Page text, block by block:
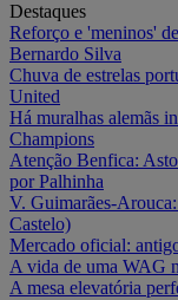
Destaques
Reforço e 'meninos'
Bernardo Silva
Chuva de estrelas
United
Há muralhas alemãs
Champions
Atenção Benfica:
por Palhinha
V. Guimarães-
Castelo)
Mercado oficial:
A vida de uma WAG
A mesa elevatória